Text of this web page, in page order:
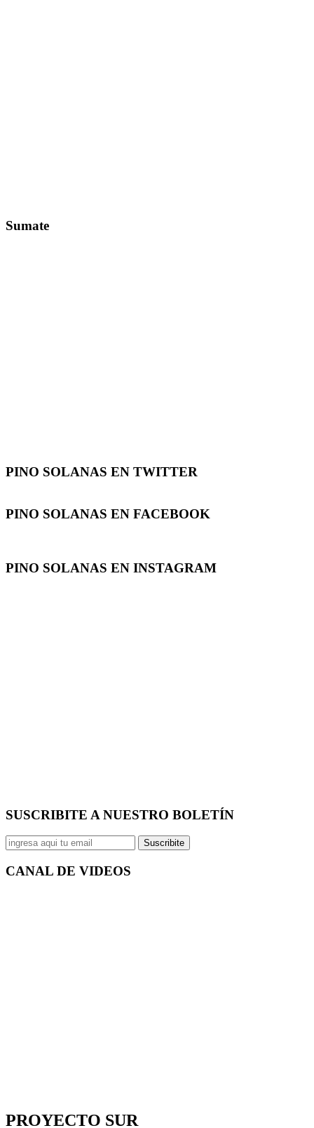
Sumate
PINO SOLANAS EN TWITTER
PINO SOLANAS EN FACEBOOK
PINO SOLANAS EN INSTAGRAM
SUSCRIBITE A NUESTRO BOLETÍN
Suscribite
CANAL DE VIDEOS
PROYECTO SUR